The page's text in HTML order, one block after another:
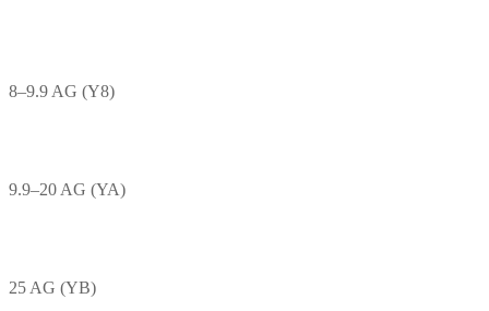
8–9.9 AG (Y8)
9.9–20 AG (YA)
25 AG (YB)